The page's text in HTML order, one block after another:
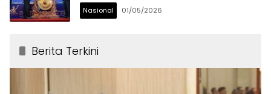
Nasional 01/05/2026
Berita Terkini